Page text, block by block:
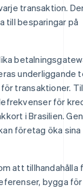
transaktion.
till besparingar på
underliggande
transaktioner.
för
i Brasilien.
företag öka
att tillhandahålla
bygga